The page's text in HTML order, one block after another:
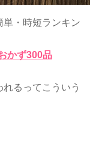
単・時短ランキン
かず300品
るってこういう